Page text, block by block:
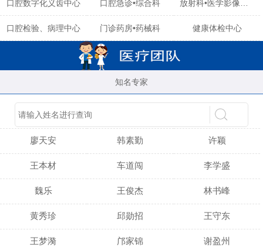
口腔数字化义齿中心 口腔急诊•综合科
口腔检验、病理中心 门诊药房•药械科 健康体检中心
知名专家
陈育玲 吴晓桃
廖天安 韩素勤 许颖
王本材 车道闯 李学盛
魏乐 王俊杰 林书峰
黄秀珍 邱勋招 王守东
王梦漪 邝家锦 谢盈州